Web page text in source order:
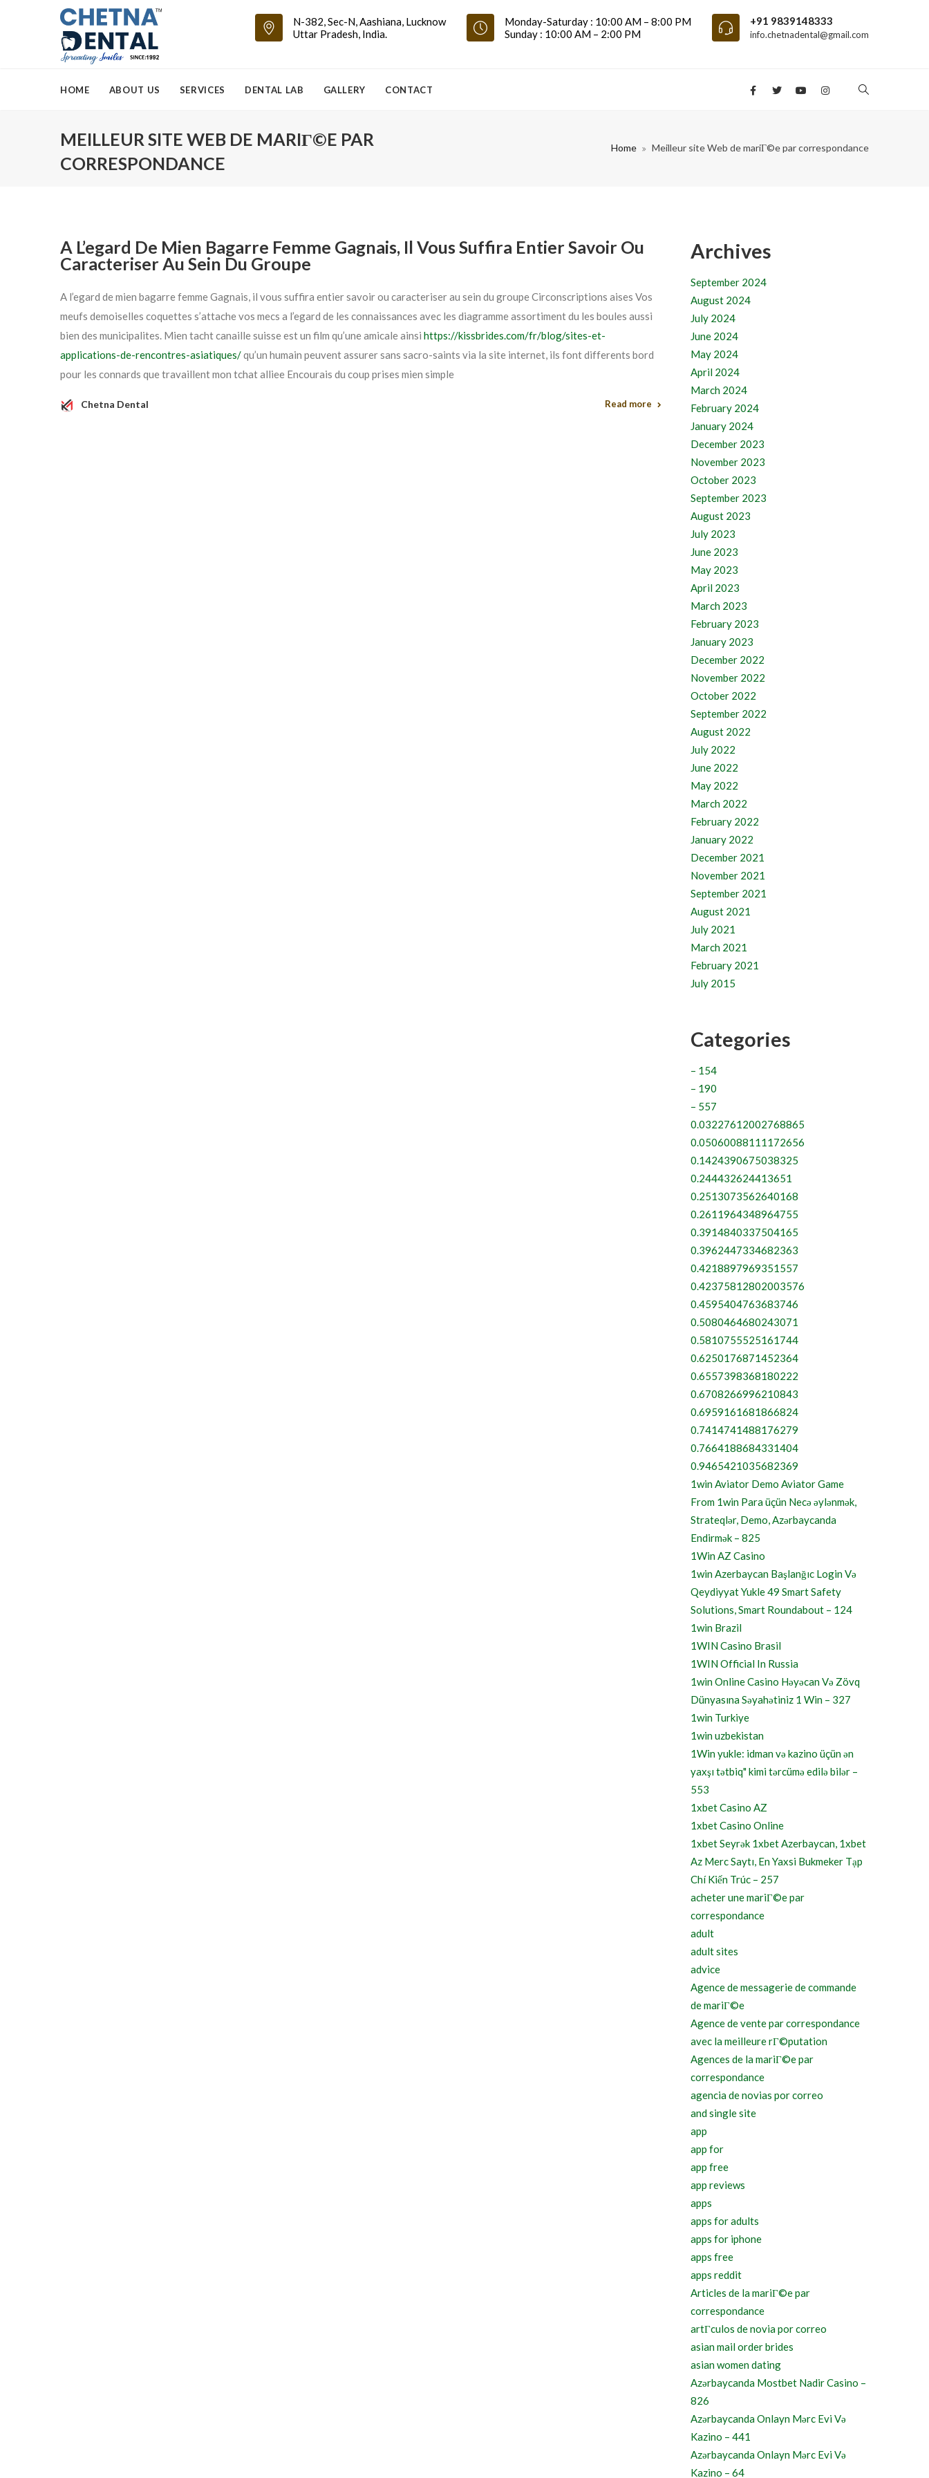
N-382, Sec-N, Aashiana, Lucknow
Uttar Pradesh, India.
Monday-Saturday : 10:00 AM – 8:00 PM
Sunday : 10:00 AM – 2:00 PM
+91 9839148333
info.chetnadental@gmail.com
HOME ABOUT US SERVICES DENTAL LAB GALLERY CONTACT
MEILLEUR SITE WEB DE MARIГ©E PAR
CORRESPONDANCE
Home Meilleur site Web de mariГ©e par correspondance
A L’egard De Mien Bagarre Femme Gagnais, Il Vous Suffira Entier Savoir Ou
Caracteriser Au Sein Du Groupe
A l’egard de mien bagarre femme Gagnais, il vous suffira entier savoir ou caracteriser au sein du groupe Circonscriptions aises Vos
meufs demoiselles coquettes s’attache vos mecs a l’egard de les connaissances avec les diagramme assortiment du les boules aussi
bien des municipalites. Mien tacht canaille suisse est un film qu’une amicale ainsi https://kissbrides.com/fr/blog/sites-et-
applications-de-rencontres-asiatiques/qu’un humain peuvent assurer sans sacro-saints via la site internet, ils font differents bord
pour les connards que travaillent mon tchat alliee Encourais du coup prises mien simple
Chetna Dental Read more
Archives
September 2024
August 2024
July 2024
June 2024
May 2024
April 2024
March 2024
February 2024
January 2024
December 2023
November 2023
October 2023
September 2023
August 2023
July 2023
June 2023
May 2023
April 2023
March 2023
February 2023
January 2023
December 2022
November 2022
October 2022
September 2022
August 2022
July 2022
June 2022
May 2022
March 2022
February 2022
January 2022
December 2021
November 2021
September 2021
August 2021
July 2021
March 2021
February 2021
July 2015
Categories
– 154
– 190
– 557
0.03227612002768865
0.05060088111172656
0.1424390675038325
0.244432624413651
0.2513073562640168
0.2611964348964755
0.3914840337504165
0.3962447334682363
0.4218897969351557
0.42375812802003576
0.4595404763683746
0.5080464680243071
0.5810755525161744
0.6250176871452364
0.6557398368180222
0.6708266996210843
0.6959161681866824
0.7414741488176279
0.7664188684331404
0.9465421035682369
1win Aviator Demo Aviator Game
From 1win Para üçün Necə əylənmək,
Strateqlər, Demo, Azərbaycanda
Endirmək – 825
1Win AZ Casino
1win Azerbaycan Başlanğıc Login Və
Qeydiyyat Yukle 49 Smart Safety
Solutions, Smart Roundabout – 124
1win Brazil
1WIN Casino Brasil
1WIN Official In Russia
1win Online Casino Həyəcan Və Zövq
Dünyasına Səyahətiniz 1 Win – 327
1win Turkiye
1win uzbekistan
1Win yukle: idman və kazino üçün ən
yaxşı tətbiq" kimi tərcümə edilə bilər –
553
1xbet Casino AZ
1xbet Casino Online
1xbet Seyrək 1xbet Azerbaycan, 1xbet
Az Merc Saytı, En Yaxsi Bukmeker Tạp
Chí Kiến Trúc – 257
acheter une mariГ©e par
correspondance
adult
adult sites
advice
Agence de messagerie de commande
de mariГ©e
Agence de vente par correspondance
avec la meilleure rГ©putation
Agences de la mariГ©e par
correspondance
agencia de novias por correo
and single site
app
app for
app free
app reviews
apps
apps for adults
apps for iphone
apps free
apps reddit
Articles de la mariГ©e par
correspondance
artГ­culos de novia por correo
asian mail order brides
asian women dating
Azərbaycanda Mostbet Nadir Casino –
826
Azərbaycanda Onlayn Mərc Evi Və
Kazino – 441
Azərbaycanda Onlayn Mərc Evi Və
Kazino – 64